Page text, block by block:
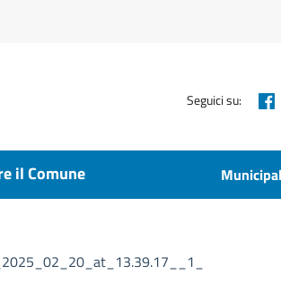
Seguici su:
il Comune